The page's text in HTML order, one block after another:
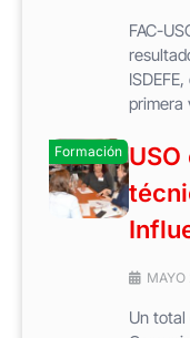
FAC-
primera
Formación
MAYO
Un